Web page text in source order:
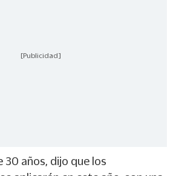
[Publicidad]
30 años, dijo que los